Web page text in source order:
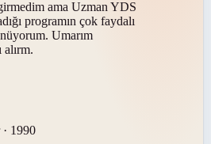
ama Uzman YDS
programın çok faydalı
Umarım
alırm.
1990